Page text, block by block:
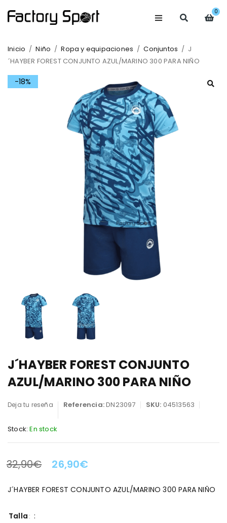
0
Inicio / Niño / Ropa y equipaciones / Conjuntos / J
´HAYBER FOREST CONJUNTO AZUL/MARINO 300 PARA NIÑO
-18%
J´HAYBER FOREST CONJUNTO
AZUL/MARINO 300 PARA NIÑO
Deja tu reseña Referencia:DN23097 SKU: 04513563
Stock: En stock
LA OFERTA TERMINA EN:
32,90€ 26,90€
J´HAYBER FOREST CONJUNTO AZUL/MARINO 300 PARA NIÑO
Talla